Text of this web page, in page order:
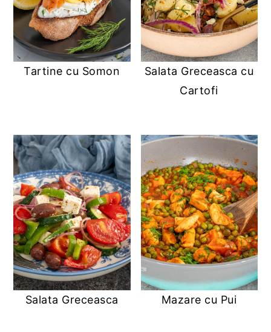
Tartine cu Somon
Salata Greceasca cu
Cartofi
Salata Greceasca Mazare cu Pui